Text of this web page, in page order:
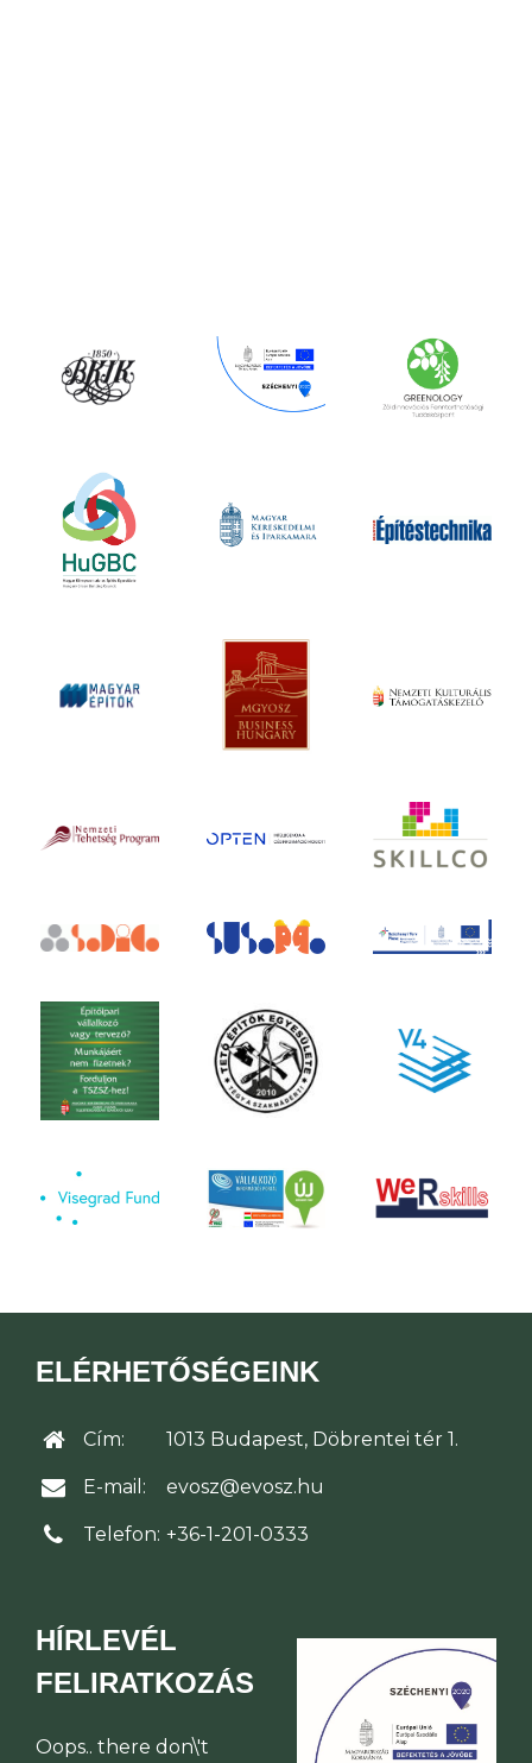
ELÉRHETŐSÉGEINK
Cím: 1013 Budapest, Döbrentei tér 1.
E-mail: evosz@evosz.hu
Telefon: +36-1-201-0333
HÍRLEVÉL
FELIRATKOZÁS
Oops.. there don\'t